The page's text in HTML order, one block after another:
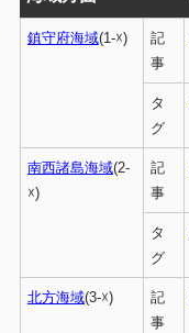
鎮守府海域(1-☓)
記
事
タ
グ
南西諸島海域(2-
☓)
記
事
タ
グ
北方海域(3-☓)
記
事